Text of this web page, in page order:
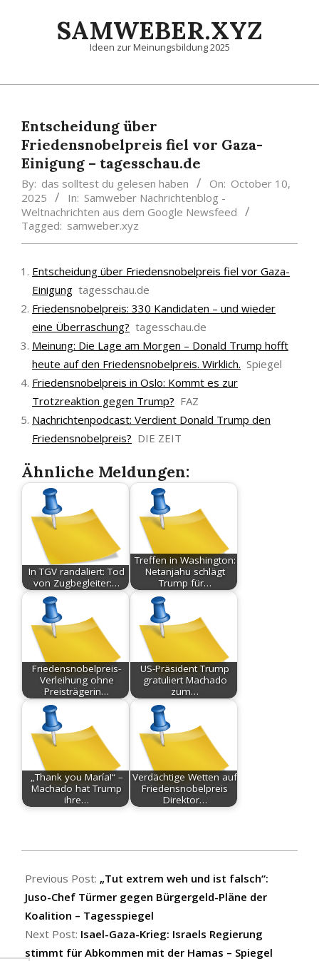
SAMWEBER.XYZ
Ideen zur Meinungsbildung 2025
Primary
MenuEntscheidung über
Friedensnobelpreis fiel vor Gaza-
Einigung – tagesschau.de
By: das solltest du gelesen haben On: October 10,
2025
In: Samweber Nachrichtenblog -
Weltnachrichten aus dem Google Newsfeed
Tagged: samweber.xyz
Entscheidung über Friedensnobelpreis fiel vor Gaza-
Einigung tagesschau.de
Friedensnobelpreis: 330 Kandidaten – und wieder
eine Überraschung? tagesschau.de
Meinung: Die Lage am Morgen – Donald Trump hofft
heute auf den Friedensnobelpreis. Wirklich. Spiegel
Friedensnobelpreis in Oslo: Kommt es zur
Trotzreaktion gegen Trump? FAZ
Nachrichtenpodcast: Verdient Donald Trump den
Friedensnobelpreis? DIE ZEIT
Ähnliche Meldungen:
In TGV randaliert: Tod
von Zugbegleiter:…
Treffen in Washington:
Netanjahu schlägt
Trump für…
Friedensnobelpreis-
Verleihung ohne
Preisträgerin…
US-Präsident Trump
gratuliert Machado
zum…
„Thank you María!“ –
Machado hat Trump
ihre…
Verdächtige Wetten auf
Friedensnobelpreis
Direktor…
10-
10
Previous Post: „Tut extrem weh und ist falsch“:
Juso-Chef Türmer gegen Bürgergeld-Pläne der
Koalition – Tagesspiegel
Next Post: Isael-Gaza-Krieg: Israels Regierung
stimmt für Abkommen mit der Hamas – Spiegel